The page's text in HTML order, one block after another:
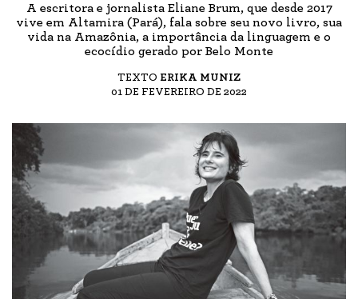
A escritora e jornalista Eliane Brum, que desde 2017
vive em Altamira (Pará), fala sobre seu novo livro, sua
vida na Amazônia, a importância da linguagem e o
ecocídio gerado por Belo Monte
TEXTO ERIKA MUNIZ
01 DE FEVEREIRO DE 2022